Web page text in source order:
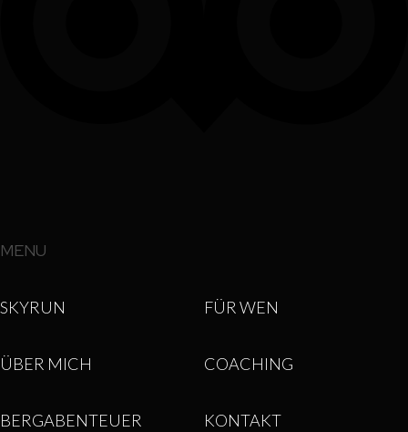
MENU
SKYRUN FÜR WEN
ÜBER MICH COACHING
BERGABENTEUER KONTAKT